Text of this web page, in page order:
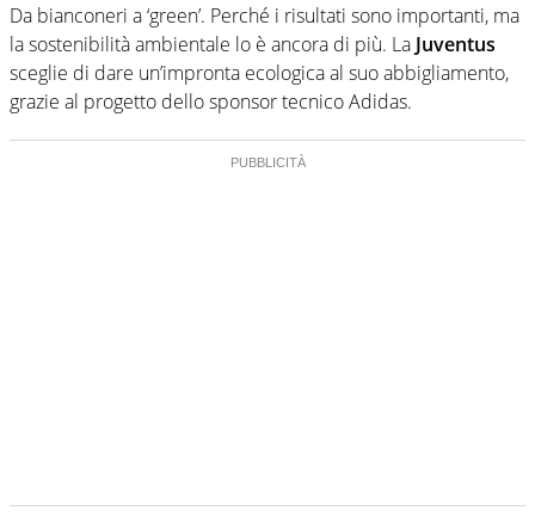
Da bianconeri a ‘green’. Perché i risultati sono importanti, ma
la sostenibilità ambientale lo è ancora di più. La Juventus
sceglie di dare un’impronta ecologica al suo abbigliamento,
grazie al progetto dello sponsor tecnico Adidas.